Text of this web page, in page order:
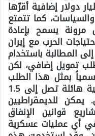
دولار بما في ذلك 153 مليار دولار إضافية أقرّها
كما تتمتع
مرونة يسمح بإعادة
الحرب مع إيران
المطالبة باستخدام
تمويل إضافي، لكن
بمثل هذا الطلب
فقد دعا ترامب إلى ميزانية دفاعية هائلة تصل إلى 1.5
يمكن للديمقراطيين
قوانين الإنفاق
أي عمليات عسكرية